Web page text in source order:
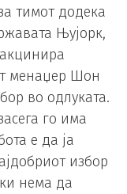
тимот додека
Њујорк,
менаџер Шон
во одлуката.
го има
е да ја
избор
нема да